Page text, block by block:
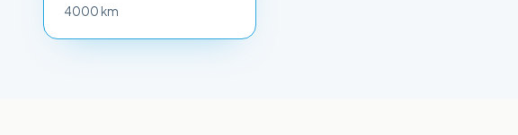
4000 km